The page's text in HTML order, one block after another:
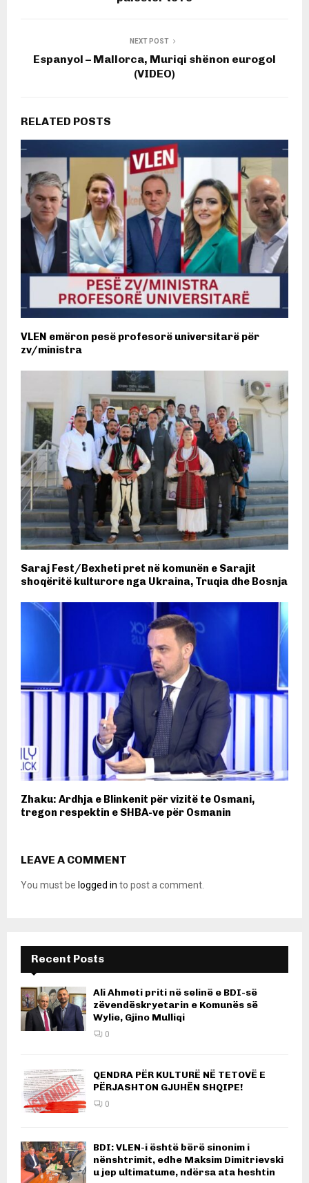
NEXT POST
Espanyol – Mallorca, Muriqi shënon eurogol
(VIDEO)
RELATED POSTS
VLEN emëron pesë profesorë universitarë për
zv/ministra
Saraj Fest/Bexheti pret në komunën e Sarajit
shoqëritë kulturore nga Ukraina, Truqia dhe Bosnja
Zhaku: Ardhja e Blinkenit për vizitë te Osmani,
tregon respektin e SHBA-ve për Osmanin
LEAVE A COMMENT
You must be logged in to post a comment.
Recent Posts
Ali Ahmeti priti në selinë e BDI-së
zëvendëskryetarin e Komunës së
Wylie, Gjino Mulliqi
0
QENDRA PËR KULTURË NË TETOVË E
PËRJASHTON GJUHËN SHQIPE!
0
BDI: VLEN-i është bërë sinonim i
nënshtrimit, edhe Maksim Dimitrievski
u jep ultimatume, ndërsa ata heshtin